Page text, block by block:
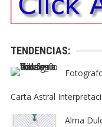
TENDENCIAS:
Carta Astral
Alma